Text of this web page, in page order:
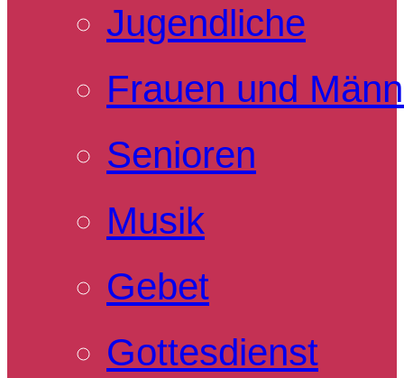
Jugendliche
Frauen und
Senioren
Musik
Gebet
Gottesdienst